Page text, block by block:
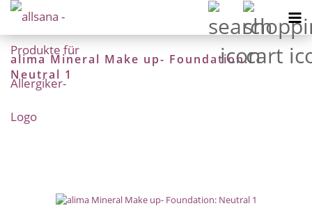
alima Mineral Make up- Foundation:
Neutral 1